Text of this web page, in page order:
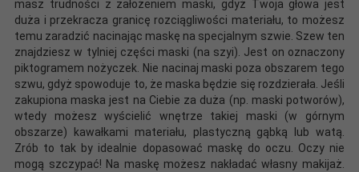
masz trudności z założeniem maski, gdyż Twoja głowa jest
duża i przekracza granicę rozciągliwości materiału, to możesz
temu zaradzić nacinając maskę na specjalnym szwie. Szew ten
znajdziesz w tylniej części maski (na szyi). Jest on oznaczony
piktogramem nożyczek. Nie nacinaj maski poza obszarem tego
szwu, gdyż spowoduje to, że maska będzie się rozdzierała. Jeśli
zakupiona maska jest na Ciebie za duża (np. maski potworów),
wtedy możesz wyścielić wnętrze takiej maski (w górnym
obszarze) kawałkami materiału, plastyczną gąbką lub watą.
Zrób to tak by idealnie dopasować maskę do oczu. Oczy nie
mogą szczypać! Na maskę możesz nakładać własny makijaż.